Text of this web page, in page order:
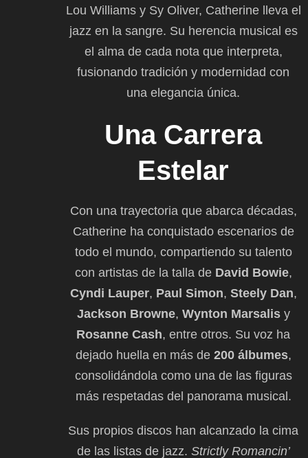
Lou Williams y Sy Oliver, Catherine lleva el
jazz en la sangre. Su herencia musical es
el alma de cada nota que interpreta,
fusionando tradición y modernidad con
una elegancia única.
Una Carrera
Estelar
Con una trayectoria que abarca décadas,
Catherine ha conquistado escenarios de
todo el mundo, compartiendo su talento
con artistas de la talla de David Bowie,
Cyndi Lauper, Paul Simon, Steely Dan,
Jackson Browne, Wynton Marsalisy
Rosanne Cash, entre otros. Su voz ha
dejado huella en más de 200 álbumes,
consolidándola como una de las figuras
más respetadas del panorama musical.
Sus propios discos han alcanzado la cima
de las listas de jazz. Strictly Romancin’